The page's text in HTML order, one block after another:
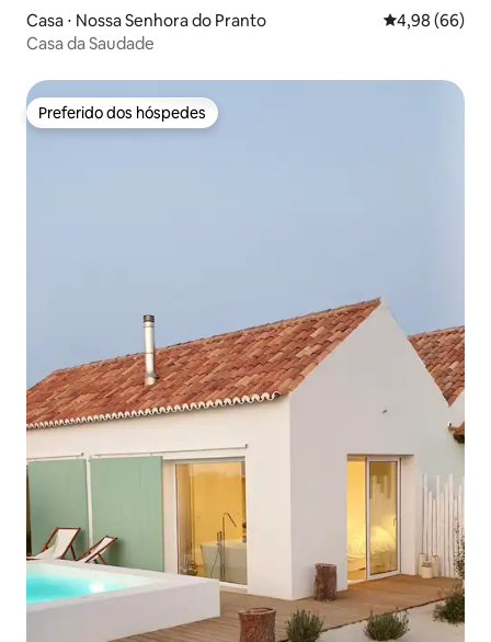
Casa ⋅ Nossa Senhora do Pranto 4,98 de uma
4,98 (66)
Casa da Saudade
Preferido dos hóspedes
Preferido dos hóspedes